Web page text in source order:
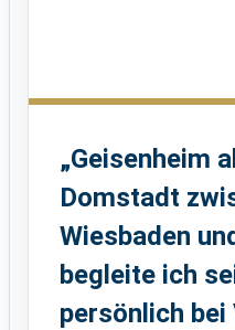
„Geisenheim
Domstadt
Wiesbaden
begleite ich
persönlich bei